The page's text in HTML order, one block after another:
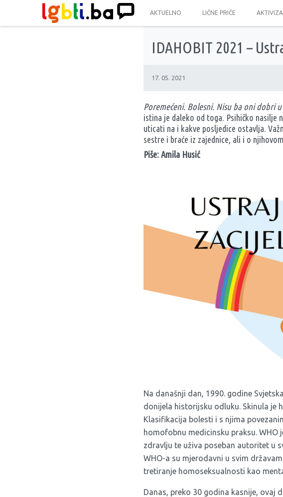
AKTUELNO LIČNE PRIČE
IDAHOBIT 2021 –
17. 05. 2021
Poremećeni. Bolesni. Nisu ba oni dobri
istina je daleko od toga. Psihičko nasilje
uticati na i kakve posljedice ostavlja.
sestre i braće iz zajednice, ali i o
Piše: Amila Husić
Na današnji dan, 1990. godine
donijela historijsku odluku. Skinula je
Klasifikacija bolesti i s njima
homofobnu medicinsku praksu.
zdravlju te uživa poseban autoritet u
WHO-a su mjerodavni u svim
tretiranje homoseksualnosti kao
Danas, preko 30 godina kasnije, ovaj